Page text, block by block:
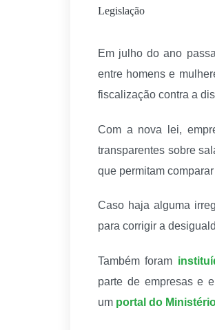
Legislação
Em julho do ano
entre homens e
fiscalização contra a
Com a nova lei,
transparentes sobre
que permitam
Caso haja alguma
para corrigir a
Também foram
parte de empresas e
um portal do